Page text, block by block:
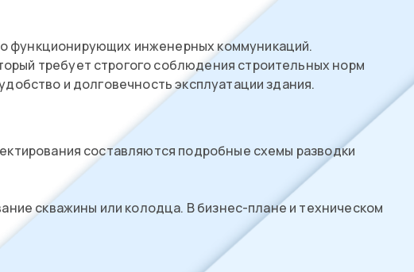
функционирующих инженерных коммуникаций.
требует строгого соблюдения строительных норм
и долговечность эксплуатации здания.
составляются подробные схемы разводки
скважины или колодца. В бизнес-плане и техническом